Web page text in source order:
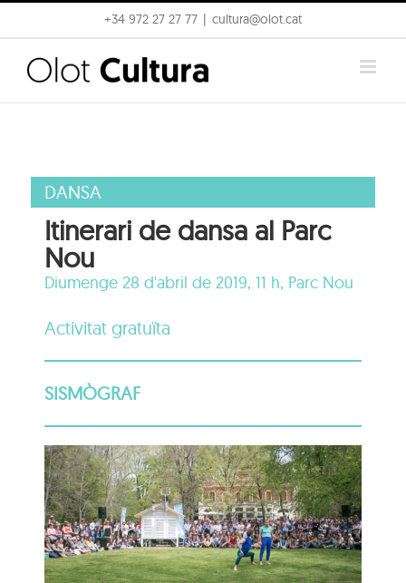
to
content
+34 972 27 27 77 cultura@olot.cat
DANSA
Itinerari de dansa al Parc
Nou
Diumenge 28 d'abril de 2019, 11 h, Parc Nou
Activitat gratuïta
SISMÒGRAF